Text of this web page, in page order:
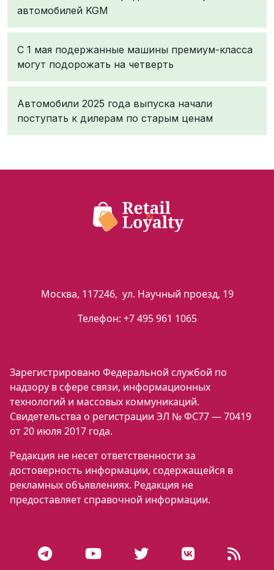
автомобилей KGM
С 1 мая подержанные машины премиум-класса
могут подорожать на четверть
Автомобили 2025 года выпуска начали
поступать к дилерам по старым ценам
Москва, 117246, ул. Научный проезд, 19
Телефон: +7 495 961 1065
Зарегистрировано Федеральной службой по
надзору в сфере связи, информационных
технологий и массовых коммуникаций.
Свидетельства о регистрации ЭЛ № ФС77 — 70419
от 20 июля 2017 года.
Редакция не несет ответственности за
достоверность информации, содержащейся в
рекламных объявлениях. Редакция не
предоставляет справочной информации.